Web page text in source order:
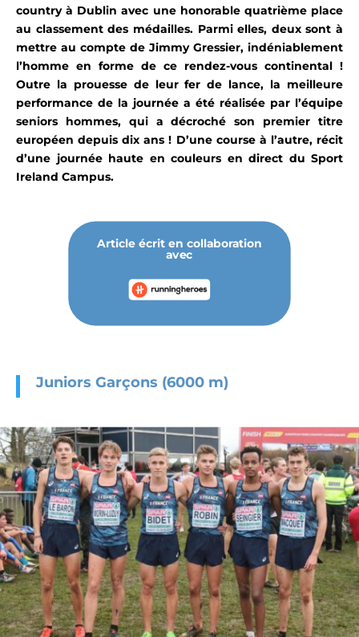
country à Dublin avec une honorable quatrième place
au classement des médailles. Parmi elles, deux sont à
mettre au compte de Jimmy Gressier, indéniablement
l’homme en forme de ce rendez-vous continental !
Outre la prouesse de leur fer de lance, la meilleure
performance de la journée a été réalisée par l’équipe
seniors hommes, qui a décroché son premier titre
européen depuis dix ans ! D’une course à l’autre, récit
d’une journée haute en couleurs en direct du Sport
Ireland Campus.
Article écrit en collaboration
avec
Juniors Garçons (6000 m)